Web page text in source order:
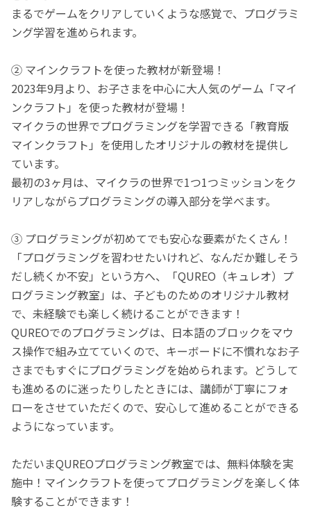
まるでゲームをクリアしていくような感覚で、プログラミ
ング学習を進められます。
② マインクラフトを使った教材が新登場！
2023年9月より、お子さまを中心に大人気のゲーム「マイ
ンクラフト」を使った教材が登場！
マイクラの世界でプログラミングを学習できる「教育版
マインクラフト」を使用したオリジナルの教材を提供し
ています。
最初の3ヶ月は、マイクラの世界で1つ1つミッションをク
リアしながらプログラミングの導入部分を学べます。
③ プログラミングが初めてでも安心な要素がたくさん！
「プログラミングを習わせたいけれど、なんだか難しそう
だし続くか不安」という方へ、「QUREO（キュレオ）プ
ログラミング教室」は、子どものためのオリジナル教材
で、未経験でも楽しく続けることができます！
QUREOでのプログラミングは、日本語のブロックをマウ
ス操作で組み立てていくので、キーボードに不慣れなお子
さまでもすぐにプログラミングを始められます。どうして
も進めるのに迷ったりしたときには、講師が丁寧にフォ
ローをさせていただくので、安心して進めることができる
ようになっています。
ただいまQUREOプログラミング教室では、無料体験を実
施中！マインクラフトを使ってプログラミングを楽しく体
験することができます！